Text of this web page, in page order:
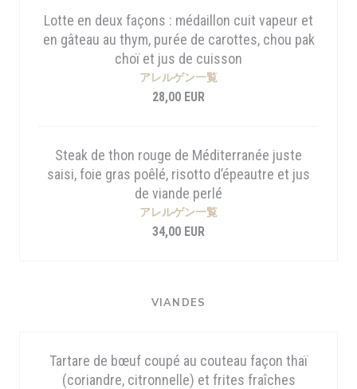
Lotte en deux façons : médaillon cuit vapeur et
en gâteau au thym, purée de carottes, chou pak
choï et jus de cuisson
アレルゲン一覧
28,00 EUR
Steak de thon rouge de Méditerranée juste
saisi, foie gras poêlé, risotto d’épeautre et jus
de viande perlé
アレルゲン一覧
34,00 EUR
VIANDES
Tartare de bœuf coupé au couteau façon thaï
(coriandre, citronnelle) et frites fraîches